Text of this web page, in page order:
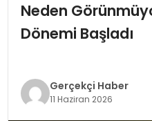
MAGAZIN
Neden
Dönemi Başladı
Gerçekçi Haber
11 Haziran 2026